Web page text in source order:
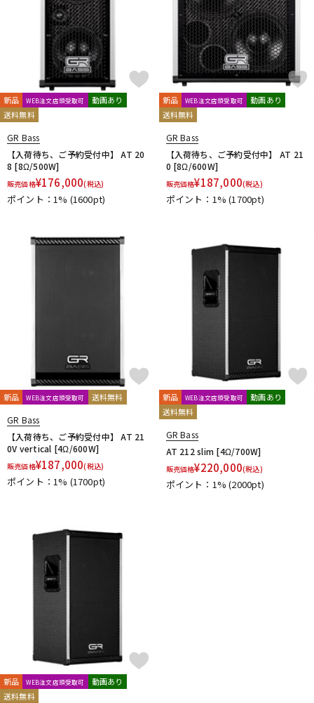
中古 ヴィンテージ
新品 WEB注文店頭受取可
動画あり
送料無料
GR Bass
【入荷待ち、ご予約受付中】 AT 20
8 [8Ω/500W]
販売価格¥176,000(税込)
ポイント：1% (1600pt)
新品 WEB注文店頭受取可
動画あり
送料無料
GR Bass
【入荷待ち、ご予約受付中】 AT 21
0 [8Ω/600W]
販売価格¥187,000(税込)
ポイント：1%(1700pt)
新品 WEB注文店頭受取可 送料無料
GR Bass
【入荷待ち、ご予約受付中】 AT 21
0V vertical [4Ω/600W]
販売価格¥187,000(税込)
ポイント：1% (1700pt)
新品 WEB注文店頭受取可
動画あり
送料無料
GR Bass
AT 212 slim [4Ω/700W]
販売価格¥220,000(税込)
ポイント：1%(2000pt)
新品 WEB注文店頭受取可
動画あり
送料無料